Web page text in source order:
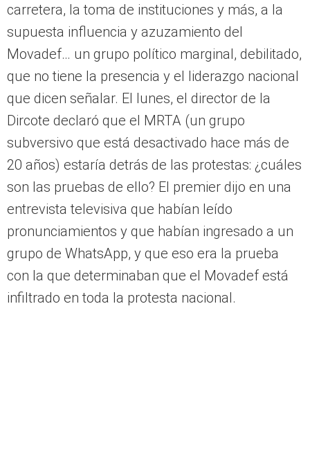
carretera, la toma de instituciones y más, a la
supuesta influencia y azuzamiento del
Movadef… un grupo político marginal, debilitado,
que no tiene la presencia y el liderazgo nacional
que dicen señalar. El lunes, el director de la
Dircote declaró que el MRTA (un grupo
subversivo que está desactivado hace más de
20 años) estaría detrás de las protestas: ¿cuáles
son las pruebas de ello? El premier dijo en una
entrevista televisiva que habían leído
pronunciamientos y que habían ingresado a un
grupo de WhatsApp, y que eso era la prueba
con la que determinaban que el Movadef está
infiltrado en toda la protesta nacional.